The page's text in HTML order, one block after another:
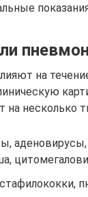
на
на несколько
аденовирусы,